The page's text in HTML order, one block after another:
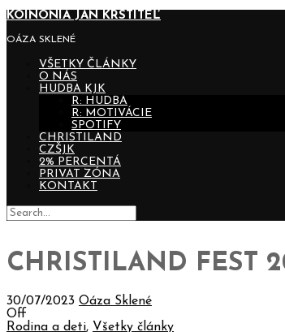
KOINONIA JÁN KRSTITEĽ
OÁZA SKLENÉ
VŠETKY ČLÁNKY
O NÁS
HUDBA KJK
R: HUDBA
R: MOTIVÁCIE
SPOTIFY
CHRISTILAND
CZŠJK
2% PERCENTÁ
PRIVAT ZÓNA
KONTAKT
CHRISTILAND FEST
30/07/2023 Oáza Sklené
Off
Rodina a deti, Všetky články